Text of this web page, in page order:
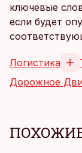
ключевые
если будет
Логистика
Дорожное